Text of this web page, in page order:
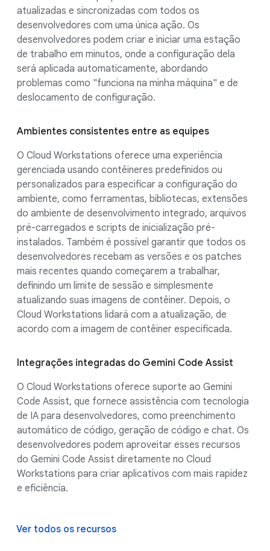
atualizadas e sincronizadas com todos os
desenvolvedores com uma única ação. Os
desenvolvedores podem criar e iniciar uma estação
de trabalho em minutos, onde a configuração dela
será aplicada automaticamente, abordando
problemas como "funciona na minha máquina" e de
deslocamento de configuração.
Ambientes consistentes entre as equipes
O Cloud Workstations oferece uma experiência
gerenciada usando contêineres predefinidos ou
personalizados para especificar a configuração do
ambiente, como ferramentas, bibliotecas, extensões
do ambiente de desenvolvimento integrado, arquivos
pré-carregados e scripts de inicialização pré-
instalados. Também é possível garantir que todos os
desenvolvedores recebam as versões e os patches
mais recentes quando começarem a trabalhar,
definindo um limite de sessão e simplesmente
atualizando suas imagens de contêiner. Depois, o
Cloud Workstations lidará com a atualização, de
acordo com a imagem de contêiner especificada.
Integrações integradas do Gemini Code Assist
O Cloud Workstations oferece suporte ao Gemini
Code Assist, que fornece assistência com tecnologia
de IA para desenvolvedores, como preenchimento
automático de código, geração de código e chat. Os
desenvolvedores podem aproveitar esses recursos
do Gemini Code Assist diretamente no Cloud
Workstations para criar aplicativos com mais rapidez
e eficiência.
Ver todos os recursos